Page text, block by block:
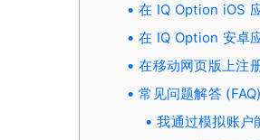
在 IQ Option iOS
在 IQ Option 安卓
在移动网页版上注
常见问题解答 (FAQ)
我通过模拟账户